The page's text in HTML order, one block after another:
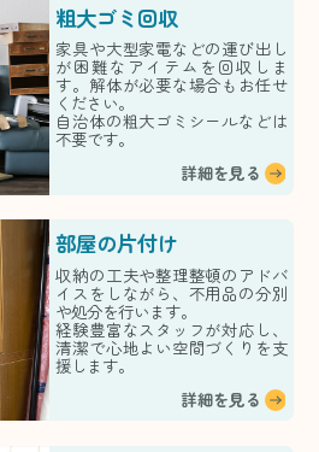
粗大ゴミ回収
家具や大型家電などの運び出し
が困難なアイテムを回収しま
す。解体が必要な場合もお任せ
ください。
自治体の粗大ゴミシールなどは
不要です。
詳細を見る
部屋の片付け
収納の工夫や整理整頓のアドバ
イスをしながら、不用品の分別
や処分を行います。
経験豊富なスタッフが対応し、
清潔で心地よい空間づくりを支
援します。
詳細を見る